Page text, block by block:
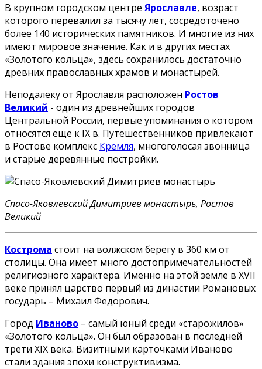
В крупном городском центре Ярославле, возраст
которого перевалил за тысячу лет, сосредоточено
более 140 исторических памятников. И многие из них
имеют мировое значение. Как и в других местах
«Золотого кольца», здесь сохранилось достаточно
древних православных храмов и монастырей.
Неподалеку от Ярославля расположен Ростов
Великий - один из древнейших городов
Центральной России, первые упоминания о котором
относятся еще к IX в. Путешественников привлекают
в Ростове комплекс Кремля, многоголосая звонница
и старые деревянные постройки.
Спасо-Яковлевский Димитриев монастырь, Ростов
Великий
Кострома стоит на волжском берегу в 360 км от
столицы. Она имеет много достопримечательностей
религиозного характера. Именно на этой земле в XVII
веке принял царство первый из династии Романовых
государь – Михаил Федорович.
Город Иваново – самый юный среди «старожилов»
«Золотого кольца». Он был образован в последней
трети XIX века. Визитными карточками Иваново
стали здания эпохи конструктивизма.